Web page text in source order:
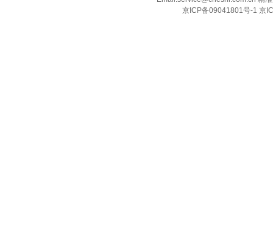
京ICP备09041801号-1 京